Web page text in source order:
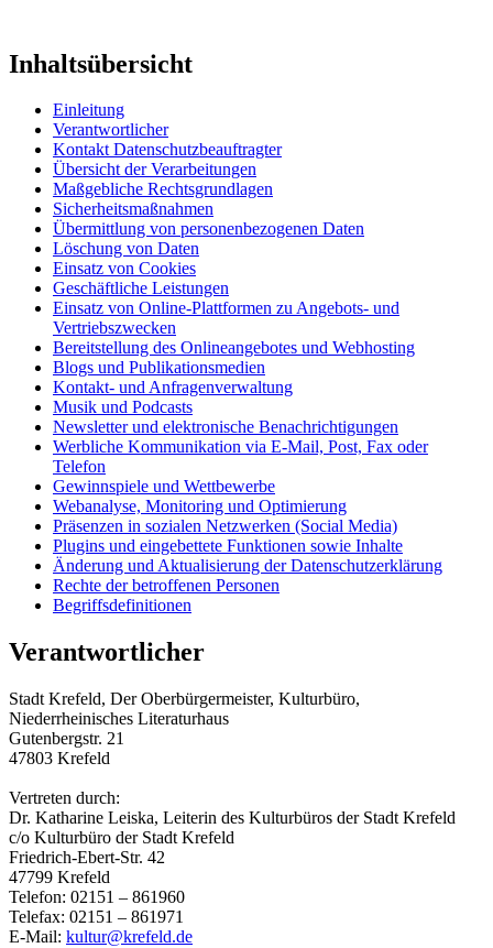
Inhaltsübersicht
Einleitung
Verantwortlicher
Kontakt Datenschutzbeauftragter
Übersicht der Verarbeitungen
Maßgebliche Rechtsgrundlagen
Sicherheitsmaßnahmen
Übermittlung von personenbezogenen Daten
Löschung von Daten
Einsatz von Cookies
Geschäftliche Leistungen
Einsatz von Online-Plattformen zu Angebots- und
Vertriebszwecken
Bereitstellung des Onlineangebotes und Webhosting
Blogs und Publikationsmedien
Kontakt- und Anfragenverwaltung
Musik und Podcasts
Newsletter und elektronische Benachrichtigungen
Werbliche Kommunikation via E‑Mail, Post, Fax oder
Telefon
Gewinnspiele und Wettbewerbe
Webanalyse, Monitoring und Optimierung
Präsenzen in sozialen Netzwerken (Social Media)
Plugins und eingebettete Funktionen sowie Inhalte
Änderung und Aktualisierung der Datenschutzerklärung
Rechte der betroffenen Personen
Begriffsdefinitionen
Verantwortlicher
Stadt Krefeld, Der Oberbürgermeister, Kulturbüro,
Niederrheinisches Literaturhaus
Gutenbergstr. 21
47803 Krefeld
Vertreten durch:
Dr. Katharine Leiska, Leiterin des Kulturbüros der Stadt Krefeld
c/o Kulturbüro der Stadt Krefeld
Friedrich-Ebert-Str. 42
47799 Krefeld
Telefon: 02151 – 861960
Telefax: 02151 – 861971
E‑Mail: kultur@krefeld.de